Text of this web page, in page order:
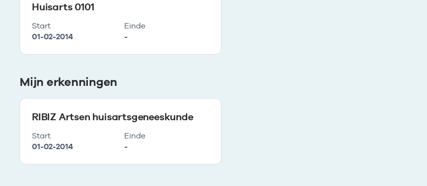
Huisarts 0101
Start
01-02-2014
Einde
-
Mijn erkenningen
RIBIZ Artsen huisartsgeneeskunde
Start
01-02-2014
Einde
-